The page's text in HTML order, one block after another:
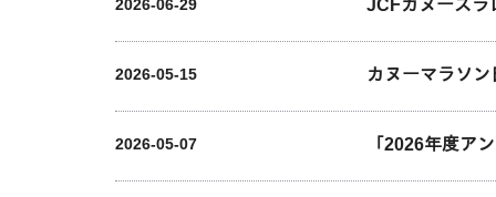
2026-06-29 JCFカヌースラ
2026-05-15 カヌーマラソ
2026-05-07 「2026年度ア